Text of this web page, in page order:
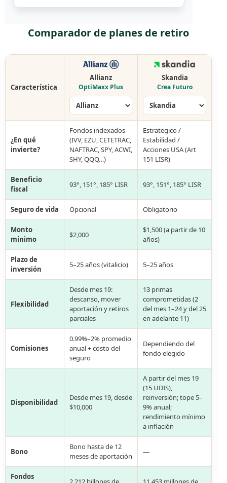
Comparador de planes de retiro
Característica
Allianz
OptiMaxx Plus
Skandia
Crea Futuro
¿En qué
invierte?
Fondos indexados
(IVV, EZU, CETETRAC,
NAFTRAC, SPY, ACWI,
SHY, QQQ…)
Estrategico /
Estabilidad /
Acciones USA (Art
151 LISR)
Beneficio
fiscal
93°, 151°, 185° LISR 93°, 151°, 185° LISR
Seguro de vida Opcional Obligatorio
Monto
mínimo
$2,000
$1,500 (a partir de 10
años)
Plazo de
inversión
5–25 años (vitalicio) 5–25 años
Flexibilidad
Desde mes 19:
descanso, mover
aportación y retiros
parciales
13 primas
comprometidas (2
del mes 1–24 y del 25
en adelante 11)
Comisiones
0.99%–2% promedio
anual + costo del
seguro
Dependiendo del
fondo elegido
Disponibilidad
Desde mes 19, desde
$10,000
A partir del mes 19
(15 UDIS),
reinversión; tope 5–
9% anual;
rendimiento mínimo
a inflación
Bono
Bono hasta de 12
meses de aportación
—
Fondos